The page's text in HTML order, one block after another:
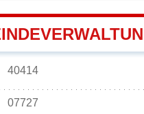
40414
07727